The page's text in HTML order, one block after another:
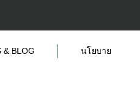
& BLOG นโยบาย